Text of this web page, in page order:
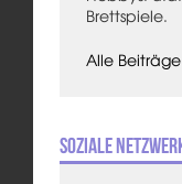
Brettspiele.
Alle
Soziale